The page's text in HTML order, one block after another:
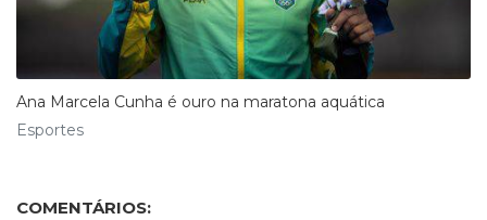
Ana Marcela Cunha é ouro na maratona aquática
Esportes
COMENTÁRIOS: